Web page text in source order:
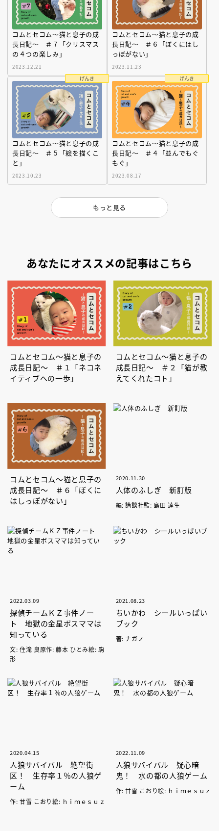
コムとセコム～猫と息子の成
長日記～ ＃７「クリスマス
の４つの楽しみ」
2023.12.21
コムとセコム～猫と息子の成
長日記～ ＃６「ぼくにはし
っぽがない」
2023.11.23
げんき
コムとセコム～猫と息子の成
長日記～ ＃５「絵を描くこ
と」
2023.10.23
げんき
コムとセコム～猫と息子の成
長日記～ ＃４「並んでもぐ
もぐ」
2023.08.17
もっと見る
あなたにオススメの記事はこちら
コムとセコム〜猫と息子の
成長日記〜 ＃１「ネコネ
イティブへの一歩」
コムとセコム～猫と息子の
成長日記～ ＃２「猫が教
えてくれたコト」
コムとセコム～猫と息子の
成長日記～ ＃６「ぼくに
はしっぽがない」
2020.11.30
人体のふしぎ 新訂版
編: 講談社監: 島田 達生
2022.03.09
探偵チームＫＺ事件ノー
ト 地獄の金星ボスママは
知っている
文: 住滝 良原作: 藤本 ひとみ絵: 駒
形
2021.08.23
ちいかわ シールいっぱい
ブック
著: ナガノ
2020.04.15
人狼サバイバル 絶望街
区！ 生存率１％の人狼ゲ
ーム
作: 甘雪 こおり絵: ｈｉｍｅｓｕｚ
2022.11.09
人狼サバイバル 疑心暗
鬼！ 水の都の人狼ゲーム
作: 甘雪 こおり絵: ｈｉｍｅｓｕｚ